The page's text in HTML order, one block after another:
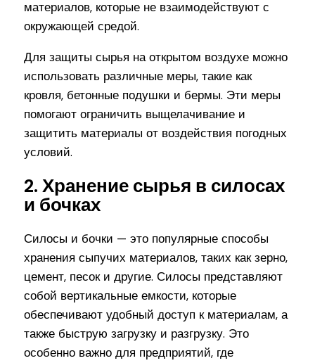
материалов, которые не взаимодействуют с
окружающей средой.
Для защиты сырья на открытом воздухе можно
использовать различные меры, такие как
кровля, бетонные подушки и бермы. Эти меры
помогают ограничить выщелачивание и
защитить материалы от воздействия погодных
условий.
2. Хранение сырья в силосах
и бочках
Силосы и бочки — это популярные способы
хранения сыпучих материалов, таких как зерно,
цемент, песок и другие. Силосы представляют
собой вертикальные емкости, которые
обеспечивают удобный доступ к материалам, а
также быструю загрузку и разгрузку. Это
особенно важно для предприятий, где